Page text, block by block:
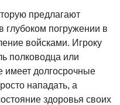
предлагают
глубоком погружении в
войсками. Игроку
полководца или
имеет долгосрочные
нападать, а
здоровья своих